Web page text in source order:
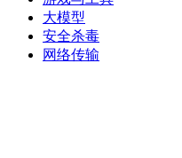
大模型
安全杀毒
网络传输